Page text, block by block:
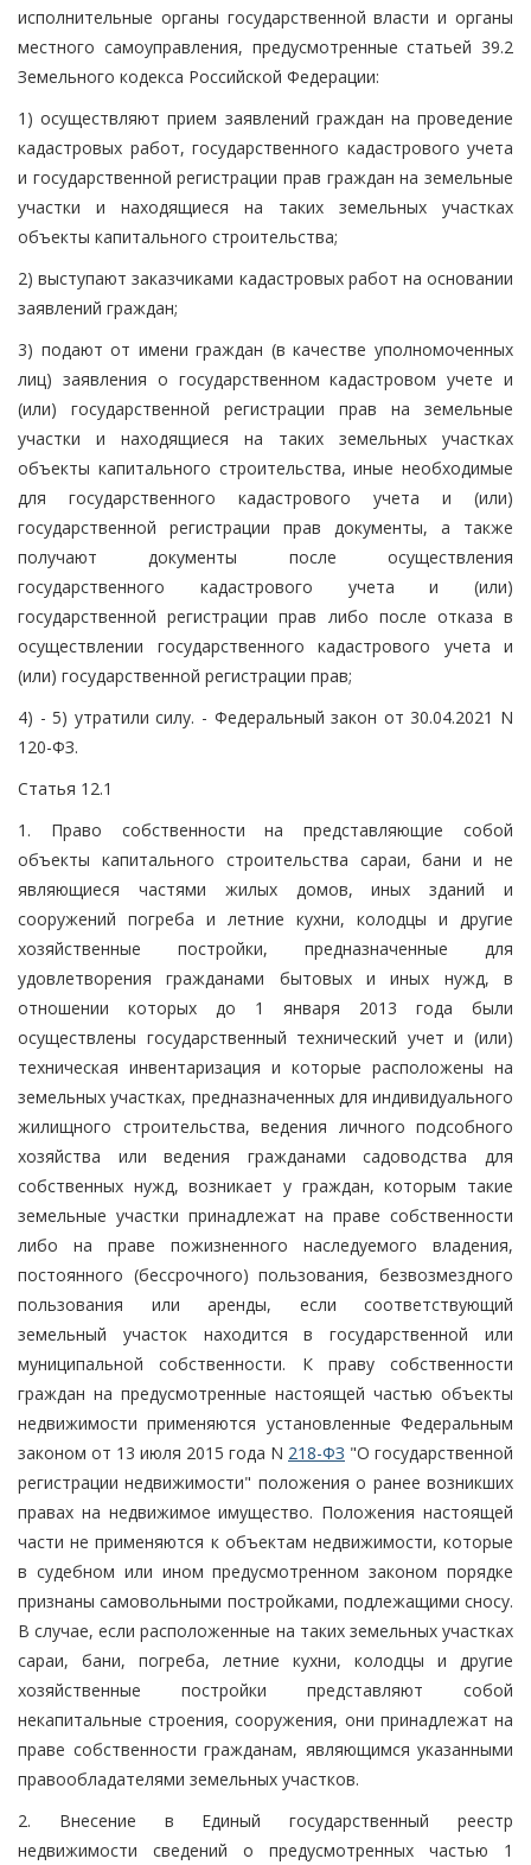
исполнительные органы государственной власти и органы
местного самоуправления, предусмотренные статьей 39.2
Земельного кодекса Российской Федерации:
1) осуществляют прием заявлений граждан на проведение
кадастровых работ, государственного кадастрового учета
и государственной регистрации прав граждан на земельные
участки и находящиеся на таких земельных участках
объекты капитального строительства;
2) выступают заказчиками кадастровых работ на основании
заявлений граждан;
3) подают от имени граждан (в качестве уполномоченных
лиц) заявления о государственном кадастровом учете и
(или) государственной регистрации прав на земельные
участки и находящиеся на таких земельных участках
объекты капитального строительства, иные необходимые
для государственного кадастрового учета и (или)
государственной регистрации прав документы, а также
получают документы после осуществления
государственного кадастрового учета и (или)
государственной регистрации прав либо после отказа в
осуществлении государственного кадастрового учета и
(или) государственной регистрации прав;
4) - 5) утратили силу. - Федеральный закон от 30.04.2021 N
120-ФЗ.
Статья 12.1
1. Право собственности на представляющие собой
объекты капитального строительства сараи, бани и не
являющиеся частями жилых домов, иных зданий и
сооружений погреба и летние кухни, колодцы и другие
хозяйственные постройки, предназначенные для
удовлетворения гражданами бытовых и иных нужд, в
отношении которых до 1 января 2013 года были
осуществлены государственный технический учет и (или)
техническая инвентаризация и которые расположены на
земельных участках, предназначенных для индивидуального
жилищного строительства, ведения личного подсобного
хозяйства или ведения гражданами садоводства для
собственных нужд, возникает у граждан, которым такие
земельные участки принадлежат на праве собственности
либо на праве пожизненного наследуемого владения,
постоянного (бессрочного) пользования, безвозмездного
пользования или аренды, если соответствующий
земельный участок находится в государственной или
муниципальной собственности. К праву собственности
граждан на предусмотренные настоящей частью объекты
недвижимости применяются установленные Федеральным
законом от 13 июля 2015 года N 218-ФЗ "О государственной
регистрации недвижимости" положения о ранее возникших
правах на недвижимое имущество. Положения настоящей
части не применяются к объектам недвижимости, которые
в судебном или ином предусмотренном законом порядке
признаны самовольными постройками, подлежащими сносу.
В случае, если расположенные на таких земельных участках
сараи, бани, погреба, летние кухни, колодцы и другие
хозяйственные постройки представляют собой
некапитальные строения, сооружения, они принадлежат на
праве собственности гражданам, являющимся указанными
правообладателями земельных участков.
2. Внесение в Единый государственный реестр
недвижимости сведений о предусмотренных частью 1